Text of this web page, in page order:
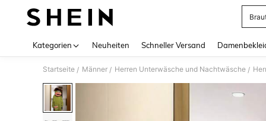
Kategorien Neuheiten Schneller Versand
Startseite / Männer / Herren Unterwäsche und Nachtwäsche /